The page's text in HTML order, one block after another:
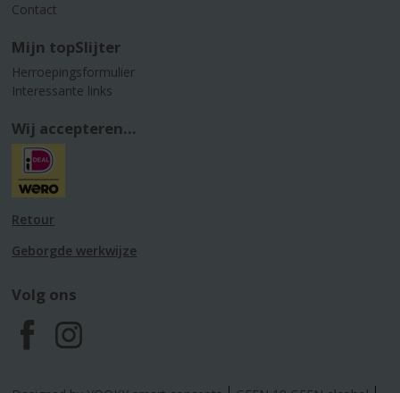
Contact
Mijn topSlijter
Herroepingsformulier
Interessante links
Wij accepteren...
Retour
Geborgde werkwijze
Volg ons
F
a
I
n